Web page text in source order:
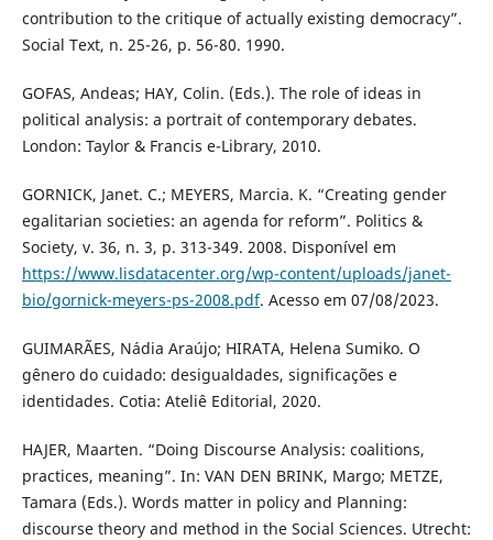
contribution to the critique of actually existing democracy”.
Social Text, n. 25-26, p. 56-80. 1990.
GOFAS, Andeas; HAY, Colin. (Eds.). The role of ideas in
political analysis: a portrait of contemporary debates.
London: Taylor & Francis e-Library, 2010.
GORNICK, Janet. C.; MEYERS, Marcia. K. “Creating gender
egalitarian societies: an agenda for reform”. Politics &
Society, v. 36, n. 3, p. 313-349. 2008. Disponível em
https://www.lisdatacenter.org/wp-content/uploads/janet-
bio/gornick-meyers-ps-2008.pdf. Acesso em 07/08/2023.
GUIMARÃES, Nádia Araújo; HIRATA, Helena Sumiko. O
gênero do cuidado: desigualdades, significações e
identidades. Cotia: Ateliê Editorial, 2020.
HAJER, Maarten. “Doing Discourse Analysis: coalitions,
practices, meaning”. In: VAN DEN BRINK, Margo; METZE,
Tamara (Eds.). Words matter in policy and Planning:
discourse theory and method in the Social Sciences. Utrecht: